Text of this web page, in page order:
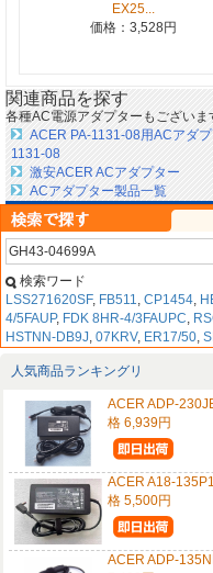
EX25...
価格：3,528円
関連商品を探す
各種AC電源アダプターもございま
ACER PA-1131-08用ACアダ
1131-08
激安ACER ACアダプター
ACアダプター製品一覧
検索ワード
LSS271620SF, FB511, CP1454,
4/5FAUP, FDK 8HR-4/3FAUPC,
HSTNN-DB9J, 07KRV, ER17/50,
人気商品ランキングリ
ACER ADP-
格 6,939円
ACER A18-
格 5,500円
ACER ADP-